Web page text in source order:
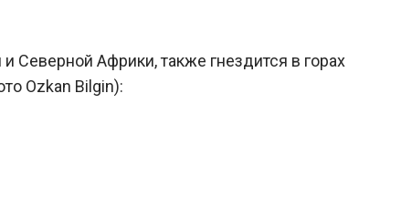
Африки, также гнездится в горах
Ozkan Bilgin):